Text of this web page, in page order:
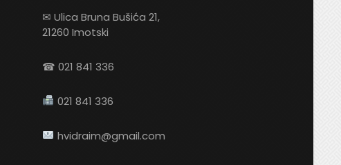
✉ Ulica Bruna Bušića 21,
21260 Imotski
☎ 021 841 336
021 841 336
hvidraim@gmail.com